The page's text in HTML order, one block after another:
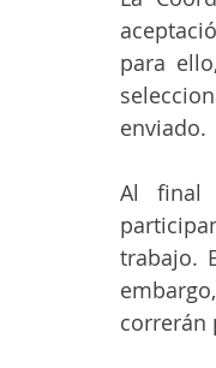
para
enviado.
Al final
trabajo.
correrán